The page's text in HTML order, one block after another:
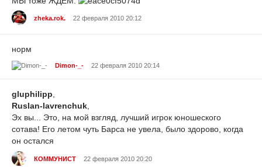
zheka.rok. 22 февраля 2010 20:12
норм
Dimon-_- 22 февраля 2010 20:14
gluphilipp,
Ruslan-lavrenchuk,
Эх вы... Это, на мой взгляд, лучший игрок юношеского
сотава! Его летом чуть Барса не увела, было здорово, когда
он остался
КОММУНИСТ 22 февраля 2010 20:20